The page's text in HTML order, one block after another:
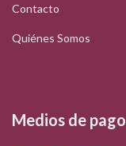
Contacto
Quiénes Somos
Medios de pago